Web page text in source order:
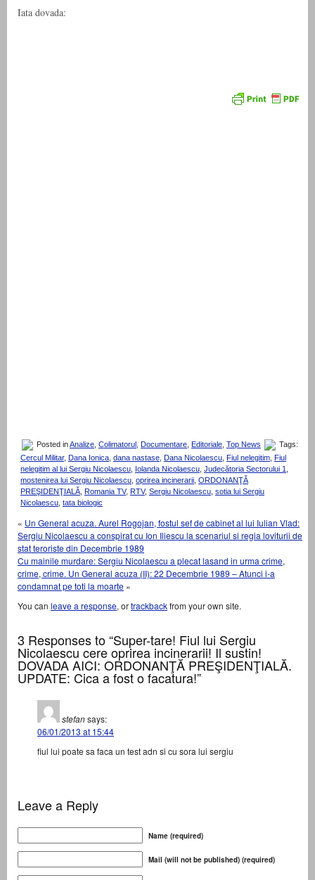
Iata dovada:
Posted inAnalize Colimatorul Documentare Editoriale Top News
Tags:
Cercul Militar, Dana Ionica, dana nastase, Dana Nicolaescu, Fiul nelegitim, Fiul
nelegitim al lui Sergiu Nicolaescu, Iolanda Nicolaescu, Judecătoria Sectorului 1,
mostenirea lui Sergiu Nicolaescu, oprirea incinerarii, ORDONANŢĂ
PREŞIDENŢIALĂ, Romania TV, RTV, Sergiu Nicolaescu, sotia lui Sergiu
Nicolaescu, tata biologic
« Un General acuza. Aurel Rogojan, fostul sef de cabinet al lui Iulian Vlad:
Sergiu Nicolaescu a conspirat cu Ion Iliescu la scenariul si regia loviturii de
stat teroriste din Decembrie 1989
Cu mainile murdare: Sergiu Nicolaescu a plecat lasand in urma crime,
crime, crime. Un General acuza (II): 22 Decembrie 1989 – Atunci i-a
condamnat pe toti la moarte »
You can leave a response, ortrackbackfrom your own site.
3 Responses to “Super-tare! Fiul lui Sergiu
Nicolaescu cere oprirea incinerarii! Il sustin!
DOVADA AICI: ORDONANŢĂ PREŞIDENŢIALĂ.
UPDATE: Cica a fost o facatura!”
stefansays:
06/01/2013 at 15:44
fiul lui poate sa faca un test adn si cu sora lui sergiu
Leave a Reply
Name (required)
Mail (will not be published) (required)